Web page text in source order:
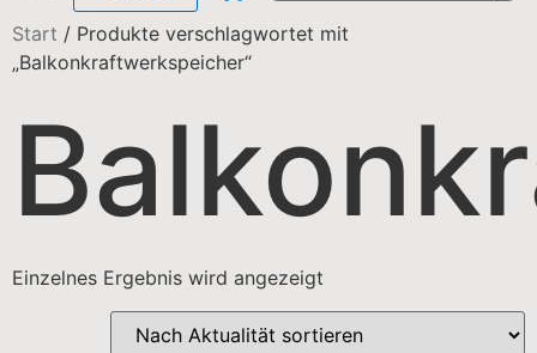
Start / Produkte verschlagwortet mit
„Balkonkraftwerkspeicher“
Einzelnes Ergebnis wird angezeigt